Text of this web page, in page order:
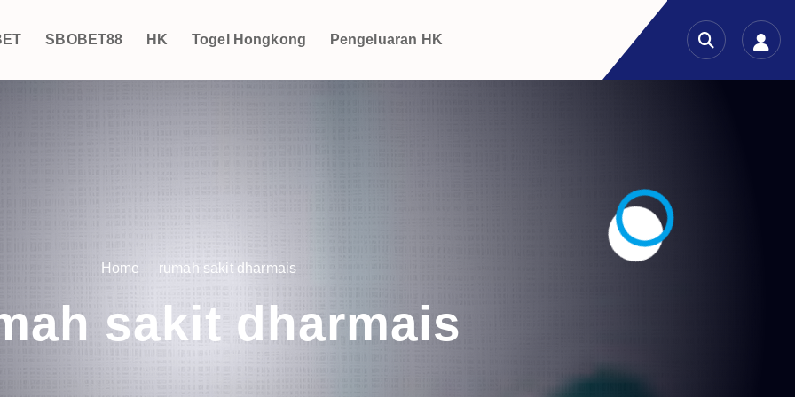
SBOBET88 HK Togel Hongkong Pengeluaran HK
Home rumah sakit dharmais
sakit dharmais